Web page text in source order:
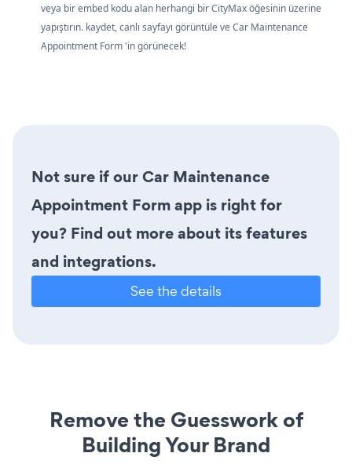
veya bir embed kodu alan herhangi bir CityMax öğesinin üzerine
yapıştırın. kaydet, canlı sayfayı görüntüle ve Car Maintenance
Appointment Form 'in görünecek!
Not sure if our Car Maintenance
Appointment Form app is right for
you? Find out more about its features
and integrations.
See the details
Remove the Guesswork of
Building Your Brand